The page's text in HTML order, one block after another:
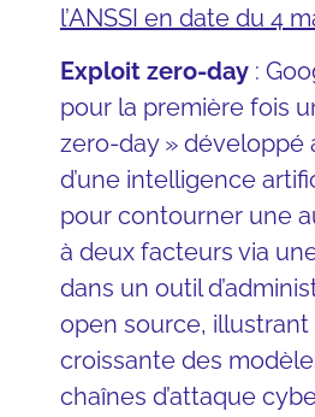
l’ANSSI en date du 4
Exploit zero-day :
pour la première fois
zero-day » développé
d’une intelligence
pour contourner une
à deux facteurs via
dans un outil
open source, illustrant
croissante des
chaînes d’attaque